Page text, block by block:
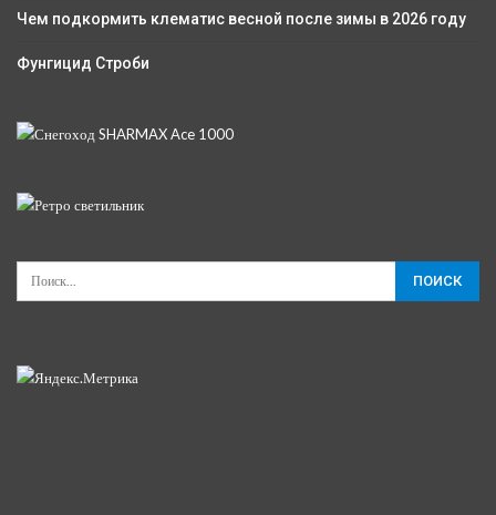
Чем подкормить клематис весной после зимы в 2026 году
Фунгицид Строби